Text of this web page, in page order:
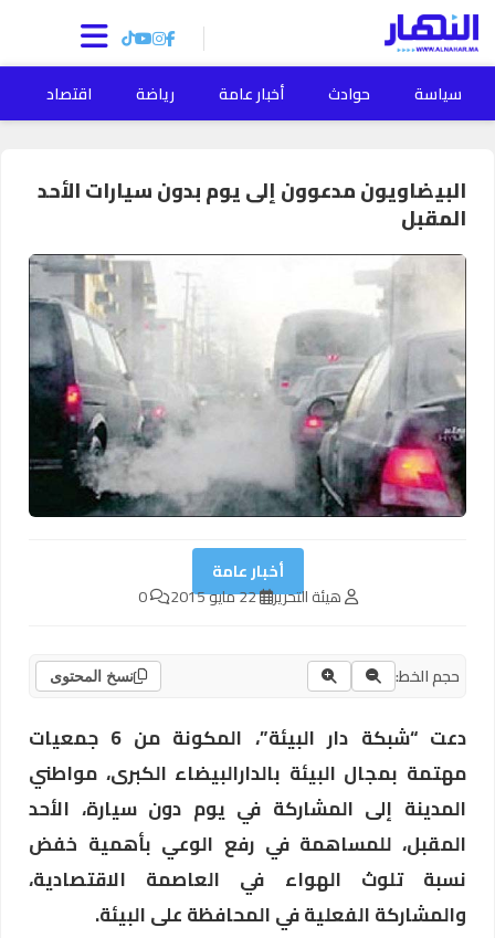
سياسة حوادث أخبار عامة رياضة اقتصاد
البيضاويون مدعوون إلى يوم بدون سيارات الأحد
المقبل
أخبار عامة
هيئة التحرير 22 مايو 2015 0
حجم الخط: نسخ المحتوى
دعت “شبكة دار البيئة”، المكونة من 6 جمعيات
مهتمة بمجال البيئة بالدارالبيضاء الكبرى، مواطني
المدينة إلى المشاركة في يوم دون سيارة، الأحد
المقبل، للمساهمة في رفع الوعي بأهمية خفض
نسبة تلوث الهواء في العاصمة الاقتصادية،
والمشاركة الفعلية في المحافظة على البيئة.